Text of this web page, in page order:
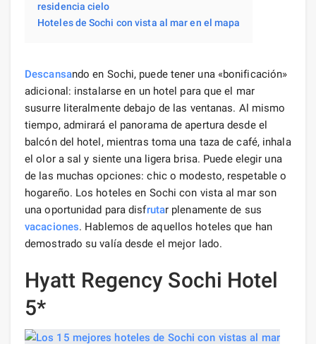
residencia cielo
Hoteles de Sochi con vista al mar en el mapa
Descansando en Sochi, puede tener una «bonificación»
adicional: instalarse en un hotel para que el mar
susurre literalmente debajo de las ventanas. Al mismo
tiempo, admirará el panorama de apertura desde el
balcón del hotel, mientras toma una taza de café, inhala
el olor a sal y siente una ligera brisa. Puede elegir una
de las muchas opciones: chic o modesto, respetable o
hogareño. Los hoteles en Sochi con vista al mar son
una oportunidad para disfrutar plenamente de sus
vacaciones. Hablemos de aquellos hoteles que han
demostrado su valía desde el mejor lado.
Hyatt Regency Sochi Hotel
5*